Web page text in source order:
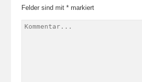
Felder sind mit *markiert